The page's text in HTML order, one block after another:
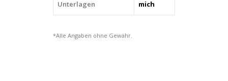
Unterlagen
mich
*Alle Angaben ohne Gewähr.